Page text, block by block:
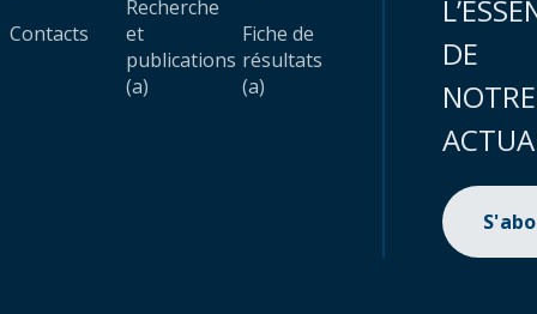
Contacts
Recherche
et
publications
(a)
Fiche de
résultats
(a)
DE
NOTRE